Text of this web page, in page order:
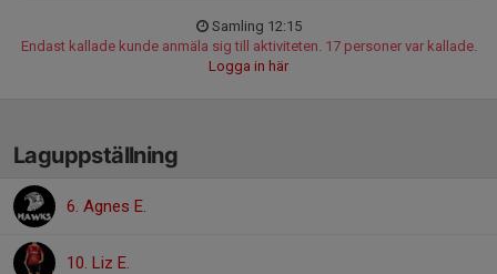
Samling 12:15
Endast kallade kunde anmäla sig till aktiviteten. 17 personer var kallade.
Logga in här
Laguppställning
6. Agnes E.
10. Liz E.